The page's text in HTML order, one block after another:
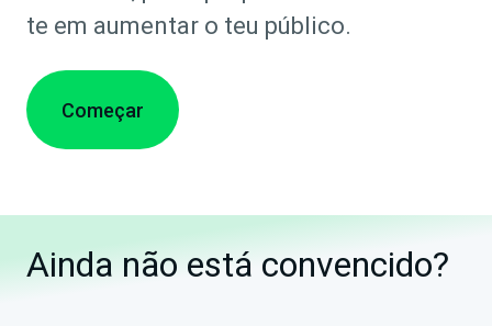
te em aumentar o teu público.
Começar
Ainda não está convencido?